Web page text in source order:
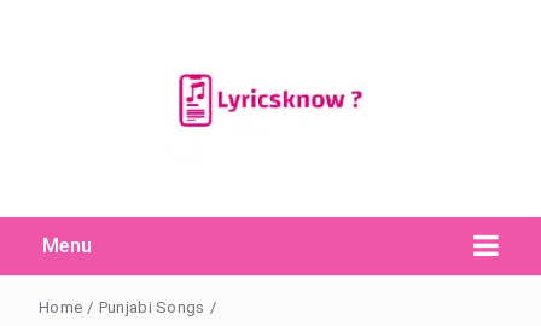
Menu
Search
for:
Search Button
Home / Punjabi Songs /